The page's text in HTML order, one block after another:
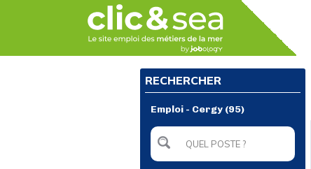
RECHERCHER
Emploi - Cergy (95)